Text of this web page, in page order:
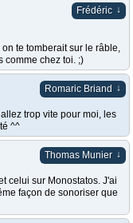
Frédéric ↓
te tomberait sur le râble,
comme chez toi. ;)
Romaric Briand ↓
trop vite pour moi, les
^^
Thomas Munier ↓
celui sur Monostatos. J'ai
façon de sonoriser que